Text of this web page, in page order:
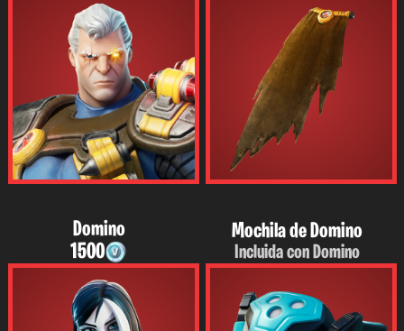
Domino
1500
Mochila de Domino
Incluida con Domino